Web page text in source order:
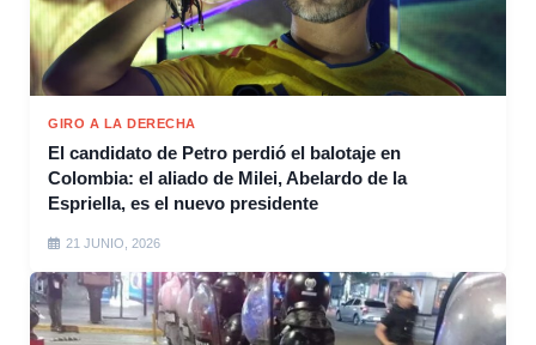
GIRO A LA DERECHA
El candidato de Petro perdió el balotaje en
Colombia: el aliado de Milei, Abelardo de la
Espriella, es el nuevo presidente
21 JUNIO, 2026